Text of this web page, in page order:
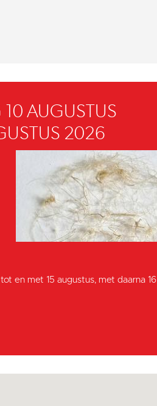
AUGUSTUS
2026
en met 15 augustus, met daarna 16